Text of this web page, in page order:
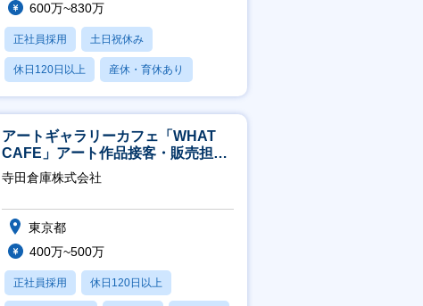
600万~830万
正社員採用 土日祝休み
休日120日以上 産休・育休あり
月残業20時間以内
アートギャラリーカフェ「WHAT
CAFE」アート作品接客・販売担当
※アート領域未経験可
寺田倉庫株式会社
東京都
400万~500万
正社員採用 休日120日以上